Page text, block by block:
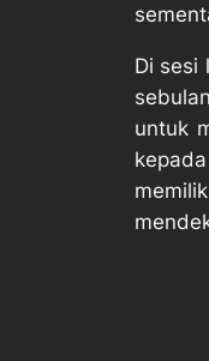
Di sesi
untuk